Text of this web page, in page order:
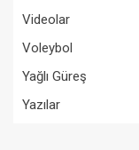
Videolar
Voleybol
Yağlı Güreş
Yazılar